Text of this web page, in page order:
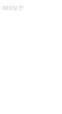
689일 전